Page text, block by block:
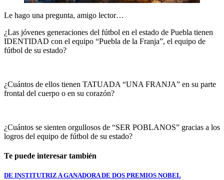
Le hago una pregunta, amigo lector…
¿Las jóvenes generaciones del fútbol en el estado de Puebla tienen
IDENTIDAD con el equipo “Puebla de la Franja”, el equipo de
fútbol de su estado?
¿Cuántos de ellos tienen TATUADA “UNA FRANJA” en su parte
frontal del cuerpo o en su corazón?
¿Cuántos se sienten orgullosos de “SER POBLANOS” gracias a los
logros del equipo de fútbol de su estado?
Te puede interesar también
DE INSTITUTRIZ A GANADORA DE DOS PREMIOS NOBEL